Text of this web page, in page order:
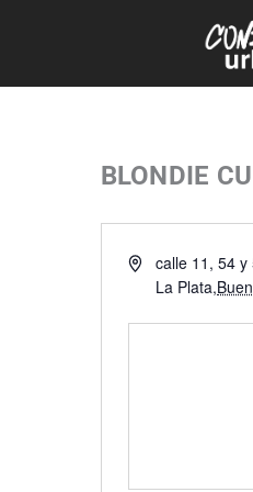
BLONDIE
Direccióncalle 11, 54 y
La Plata,